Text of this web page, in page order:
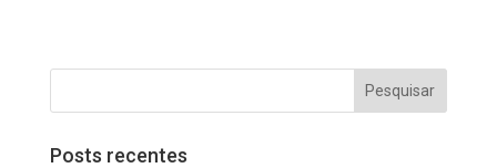
Posts recentes